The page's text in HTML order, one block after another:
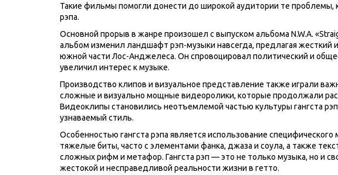
Такие фильмы помогли донести до широкой аудитории те проблемы,
рэпа.
Основной прорыв в жанре произошел с выпуском альбома N.W.A.
альбом изменил ландшафт рэп-музыки навсегда, предлагая жесткий
южной части Лос-Анджелеса. Он спровоцировал политический и
увеличил интерес к музыке.
Производство клипов и визуальное представление также играли
сложные и визуально мощные видеоролики, которые продолжали
Видеоклипы становились неотъемлемой частью культуры гангста
узнаваемый стиль.
Особенностью гангста рэпа является использование специфического
тяжелые биты, часто с элементами фанка, джаза и соула, а также
сложных рифм и метафор. Гангста рэп — это не только музыка, но и
жестокой и несправедливой реальности жизни в гетто.